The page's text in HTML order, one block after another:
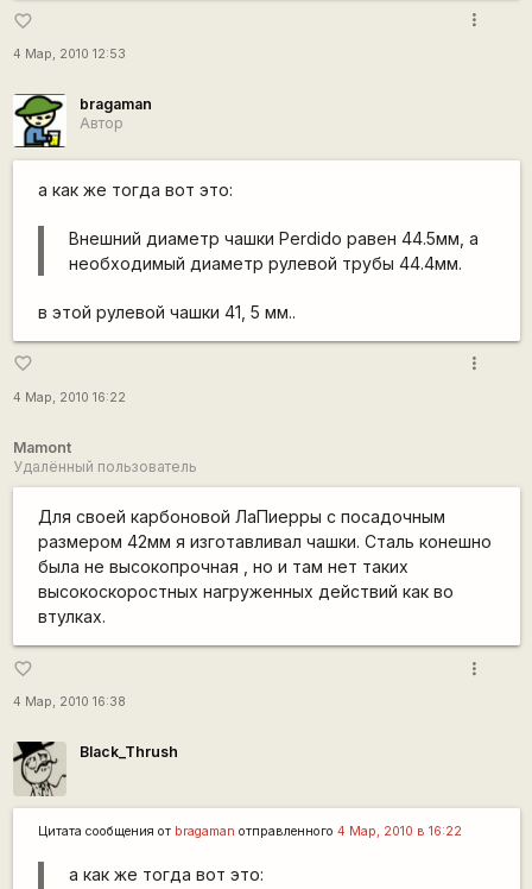
favorite_border
4 Мар, 2010 12:53
more_vert
bragaman
Автор
а как же тогда вот это:
Внешний диаметр чашки Perdido равен 44.5мм, а
необходимый диаметр рулевой трубы 44.4мм.
в этой рулевой чашки 41, 5 мм..
favorite_border
4 Мар, 2010 16:22
more_vert
Mamont
Удалённый пользователь
Для своей карбоновой ЛаПиерры с посадочным
размером 42мм я изготавливал чашки. Сталь конешно
была не высокопрочная , но и там нет таких
высокоскоростных нагруженных действий как во
втулках.
favorite_border
4 Мар, 2010 16:38
more_vert
Black_Thrush
Цитата сообщения от bragaman отправленного 4 Мар, 2010 в 16:22
а как же тогда вот это: